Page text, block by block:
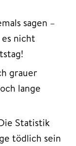
sagen –
nicht
grauer
lange
Statistik
tödlich sein